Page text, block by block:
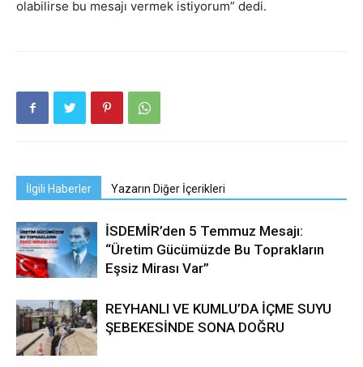
olabilirse bu mesajı vermek istiyorum” dedi.
İlgili Haberler Yazarın Diğer İçerikleri
İSDEMİR’den 5 Temmuz Mesajı:
“Üretim Gücümüzde Bu Toprakların
Eşsiz Mirası Var”
REYHANLI VE KUMLU’DA İÇME SUYU
ŞEBEKESİNDE SONA DOĞRU